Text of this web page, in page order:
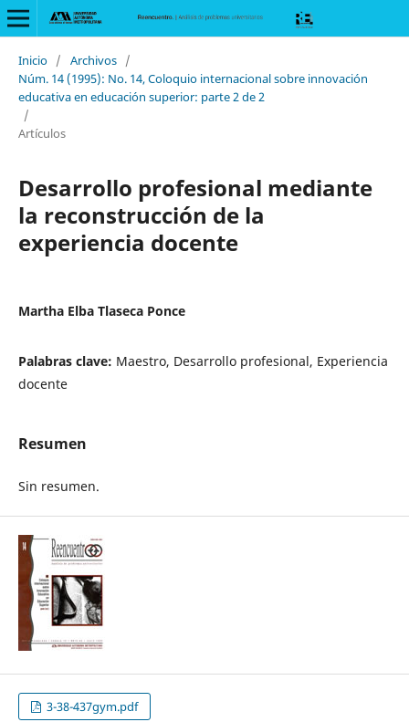
Inicio / Archivos /
Núm. 14 (1995): No. 14, Coloquio internacional sobre innovación
educativa en educación superior: parte 2 de 2
/
Artículos
Desarrollo profesional mediante
la reconstrucción de la
experiencia docente
Martha Elba Tlaseca Ponce
Palabras clave: Maestro, Desarrollo profesional, Experiencia
docente
Resumen
Sin resumen.
3-38-437gym.pdf